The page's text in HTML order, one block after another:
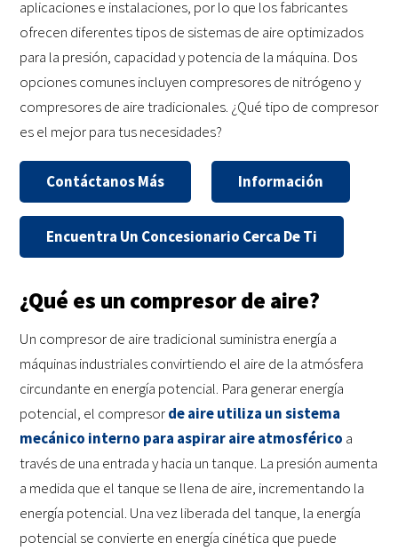
aplicaciones e instalaciones, por lo que los fabricantes
ofrecen diferentes tipos de sistemas de aire optimizados
para la presión, capacidad y potencia de la máquina. Dos
opciones comunes incluyen compresores de nitrógeno y
compresores de aire tradicionales. ¿Qué tipo de compresor
es el mejor para tus necesidades?
Contáctanos Más Información
Encuentra Un Concesionario Cerca De Ti
¿Qué es un compresor de aire?
Un compresor de aire tradicional suministra energía a
máquinas industriales convirtiendo el aire de la atmósfera
circundante en energía potencial. Para generar energía
potencial, el compresorde aire utiliza un sistema
mecánico interno para aspirar aire atmosférico a
través de una entrada y hacia un tanque. La presión aumenta
a medida que el tanque se llena de aire, incrementando la
energía potencial. Una vez liberada del tanque, la energía
potencial se convierte en energía cinética que puede